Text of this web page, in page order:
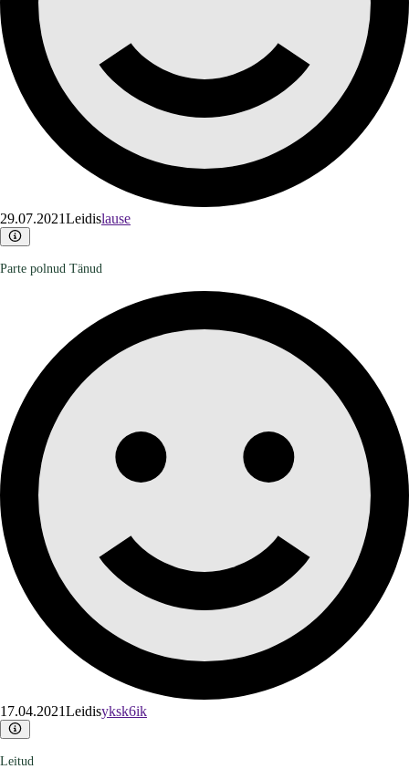
29.07.2021Leidislause
Parte polnud Tänud
17.04.2021Leidisyksk6ik
Leitud